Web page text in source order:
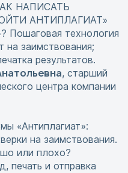
НАПИСАТЬ
АНТИПЛАГИАТ»
Пошаговая технология
на заимствования;
результатов.
, старший
центра компании
«Антиплагиат»:
на заимствования.
или плохо?
печать и отправка